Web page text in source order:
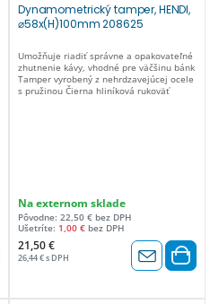
Dynamometrický tamper, HENDI,
⌀58x(H)100mm 208625
Umožňuje riadiť správne a opakovateľné
zhutnenie kávy, vhodné pre väčšinu bánk
Tamper vyrobený z nehrdzavejúcej ocele
s pružinou Čierna hliníková rukoväť
Na externom sklade
Pôvodne: 22,50 € bez DPH
Ušetríte: 1,00 € bez DPH
21,50 €
26,44 € s DPH